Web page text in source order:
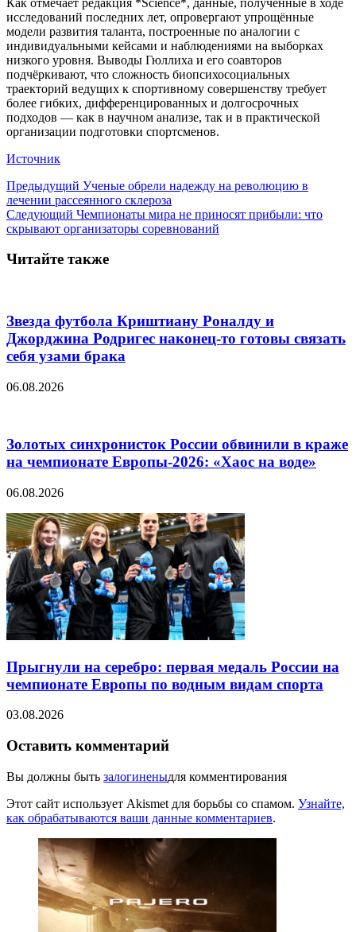
исследований последних лет, опровергают упрощённые
модели развития таланта, построенные по аналогии с
индивидуальными кейсами и наблюдениями на выборках
низкого уровня. Выводы Гюллиха и его соавторов
подчёркивают, что сложность биопсихосоциальных
траекторий ведущих к спортивному совершенству требует
более гибких, дифференцированных и долгосрочных
подходов — как в научном анализе, так и в практической
организации подготовки спортсменов.
Источник
Предыдущий Ученые обрели надежду на революцию в
лечении рассеянного склероза
Следующий Чемпионаты мира не приносят прибыли: что
скрывают организаторы соревнований
Читайте также
Звезда футбола Криштиану Роналду и
Джорджина Родригес наконец-то готовы связать
себя узами брака
06.08.2026
Золотых синхронисток России обвинили в краже
на чемпионате Европы-2026: «Хаос на воде»
06.08.2026
Прыгнули на серебро: первая медаль России на
чемпионате Европы по водным видам спорта
03.08.2026
Оставить комментарий
Вы должны быть залогиненыдля комментирования
Этот сайт использует Akismet для борьбы со спамом. Узнайте,
как обрабатываются ваши данные комментариев.